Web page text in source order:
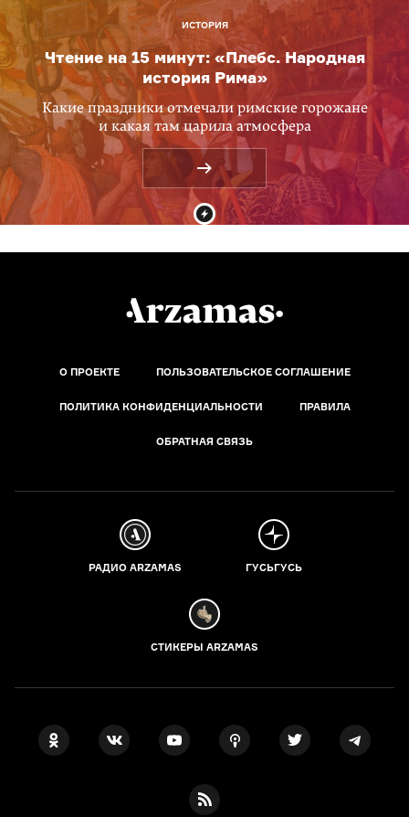
ИСТОРИЯ
Чтение на 15 минут: «Плебс. Народная
история Рима»
Какие праздники отмечали римские горожане
и какая там царила атмосфера
О ПРОЕКТЕ ПОЛЬЗОВАТЕЛЬСКОЕ СОГЛАШЕНИЕ
ПОЛИТИКА КОНФИДЕНЦИАЛЬНОСТИ ПРАВИЛА
ОБРАТНАЯ СВЯЗЬ
РАДИО ARZAMAS ГУСЬГУСЬ
СТИКЕРЫ ARZAMAS